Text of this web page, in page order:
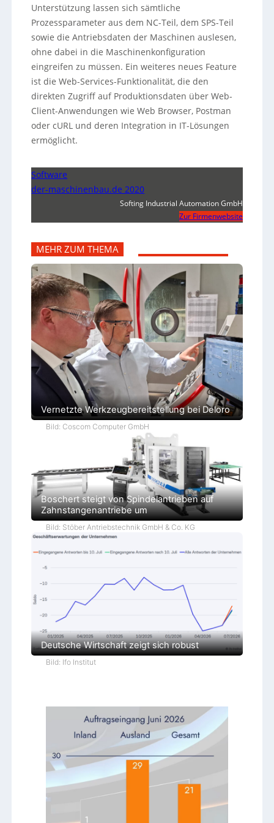
Unterstützung lassen sich sämtliche
Prozessparameter aus dem NC-Teil, dem SPS-Teil
sowie die Antriebsdaten der Maschinen auslesen,
ohne dabei in die Maschinenkonfiguration
eingreifen zu müssen. Ein weiteres neues Feature
ist die Web-Services-Funktionalität, die den
direkten Zugriff auf Produktionsdaten über Web-
Client-Anwendungen wie Web Browser, Postman
oder cURL und deren Integration in IT-Lösungen
ermöglicht.
Software
der-maschinenbau.de 2020
Softing Industrial Automation GmbH
Zur Firmenwebsite
MEHR ZUM THEMA
Vernetzte Werkzeugbereitstellung bei Deloro
Bild: Coscom Computer GmbH
Boschert steigt von Spindelantrieben auf
Zahnstangenantriebe um
Bild: Stöber Antriebstechnik GmbH & Co. KG
Deutsche Wirtschaft zeigt sich robust
Bild: Ifo Institut